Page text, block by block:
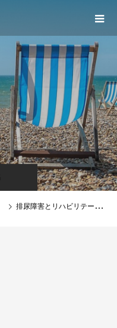
排尿障害とリハビリテーション「認知機能編」